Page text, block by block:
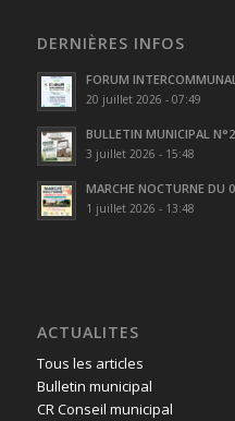
DERNIÈRES INFOS
FORUM
20 juillet 2026 - 07:49
BULLETIN MUNICIPAL
3 juillet 2026 - 15:48
MARCHE NOCTURNE DU
1 juillet 2026 - 13:48
ACTUALITES
Tous les articles
Bulletin municipal
CR Conseil municipal